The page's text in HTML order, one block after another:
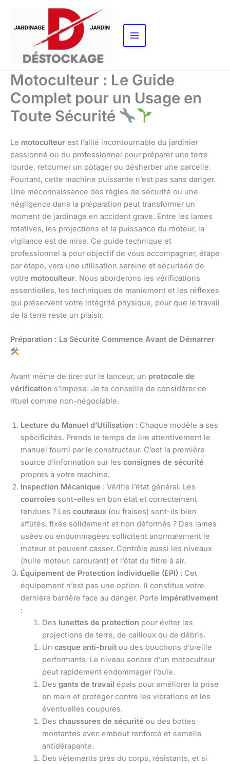
contenu
Motoculteur : Le Guide
Complet pour un Usage en
Toute Sécurité
Le motoculteur est l’allié incontournable du jardinier
passionné ou du professionnel pour préparer une terre
lourde, retourner un potager ou désherber une parcelle.
Pourtant, cette machine puissante n’est pas sans danger.
Une méconnaissance des règles de sécurité ou une
négligence dans la préparation peut transformer un
moment de jardinage en accident grave. Entre les lames
rotatives, les projections et la puissance du moteur, la
vigilance est de mise. Ce guide technique et
professionnel a pour objectif de vous accompagner, étape
par étape, vers une utilisation sereine et sécurisée de
votre motoculteur. Nous aborderons les vérifications
essentielles, les techniques de maniement et les réflexes
qui préservent votre intégrité physique, pour que le travail
de la terre reste un plaisir.
Préparation : La Sécurité Commence Avant de Démarrer
Avant même de tirer sur le lanceur, un protocole de
vérification s’impose. Je te conseille de considérer ce
rituel comme non-négociable.
Lecture du Manuel d’Utilisation : Chaque modèle a ses
spécificités. Prends le temps de lire attentivement le
manuel fourni par le constructeur. C’est la première
source d’information sur les consignes de sécurité
propres à votre machine.
Inspection Mécanique : Vérifie l’état général. Les
courroies sont-elles en bon état et correctement
tendues ? Les couteaux (ou fraises) sont-ils bien
affûtés, fixés solidement et non déformés ? Des lames
usées ou endommagées sollicitent anormalement le
moteur et peuvent casser. Contrôle aussi les niveaux
(huile moteur, carburant) et l’état du filtre à air.
Équipement de Protection Individuelle (EPI) : Cet
équipement n’est pas une option. Il constitue votre
dernière barrière face au danger. Porte impérativement
:
Des lunettes de protection pour éviter les
projections de terre, de cailloux ou de débris.
Un casque anti-bruitou des bouchons d’oreille
performants. Le niveau sonore d’un motoculteur
peut rapidement endommager l’ouïe.
Des gants de travail épais pour améliorer la prise
en main et protéger contre les vibrations et les
éventuelles coupures.
Des chaussures de sécurité ou des bottes
montantes avec embout renforcé et semelle
antidérapante.
Des vêtements près du corps, résistants, et si